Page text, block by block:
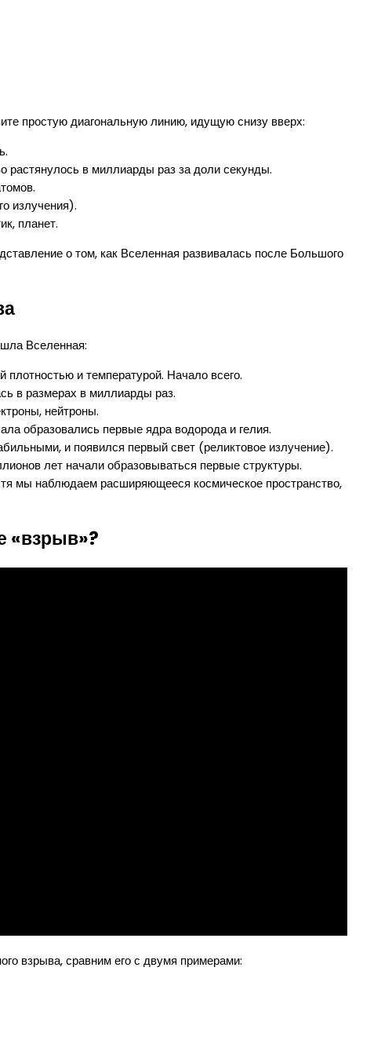
простую диагональную линию, идущую снизу вверх:
в миллиарды раз за доли секунды.
излучения).
планет.
о том, как Вселенная развивалась после Большого
Вселенная:
плотностью и температурой. Начало всего.
в размерах в миллиарды раз.
нейтроны.
образовались первые ядра водорода и гелия.
и появился первый свет (реликтовое излучение).
лет начали образовываться первые структуры.
мы наблюдаем расширяющееся космическое пространство,
«взрыв»?
взрыва, сравним его с двумя примерами: